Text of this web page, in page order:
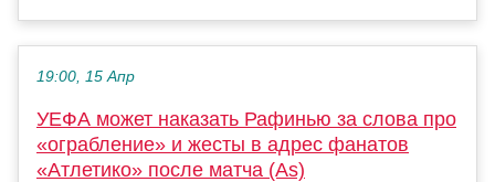
19:00, 15 Апр
УЕФА может наказать Рафинью за слова про
«ограбление» и жесты в адрес фанатов
«Атлетико» после матча (As)